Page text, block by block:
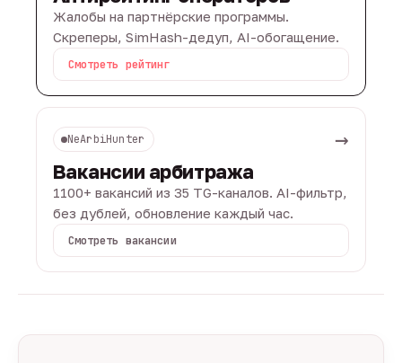
Жалобы на партнёрские программы.
Скреперы, SimHash-дедуп, AI-обогащение.
Смотреть рейтинг
NeArbiHunter →
Вакансии арбитража
1100+ вакансий из 35 TG-каналов. AI-фильтр,
без дублей, обновление каждый час.
Смотреть вакансии